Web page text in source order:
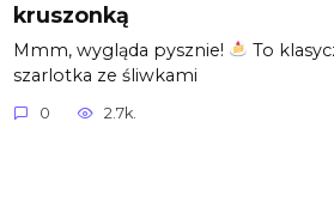
kruszonką
Mmm, wygląda pysznie!
To
szarlotka ze śliwkami
0 2.7k.